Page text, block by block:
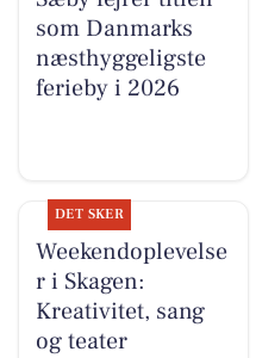
som Danmarks
næsthyggeligste
ferieby i 2026
DET SKER
Weekendoplevelse
r i Skagen:
Kreativitet, sang
og teater